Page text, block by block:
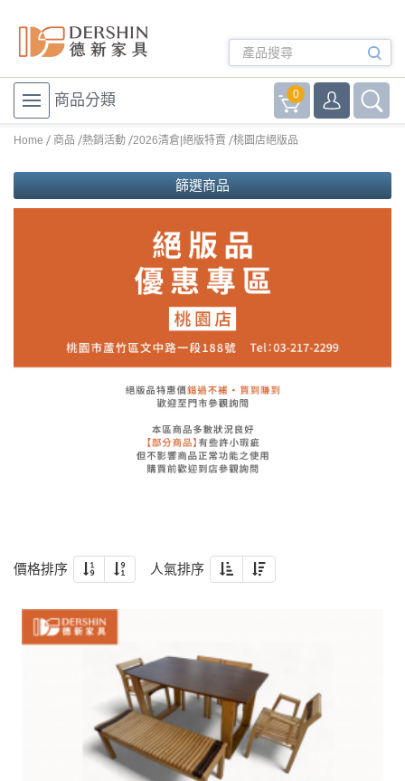
商品分類 0
Home 商品 熱銷活動 2026清倉|絕版特賣 桃園店絕版品
篩選商品
價格排序 人氣排序